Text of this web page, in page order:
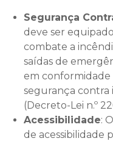
Segurança
deve ser
combate a
saídas de
em
segurança contra
(Decreto-Lei n.º
Acessibilidade:
de acessibilidade